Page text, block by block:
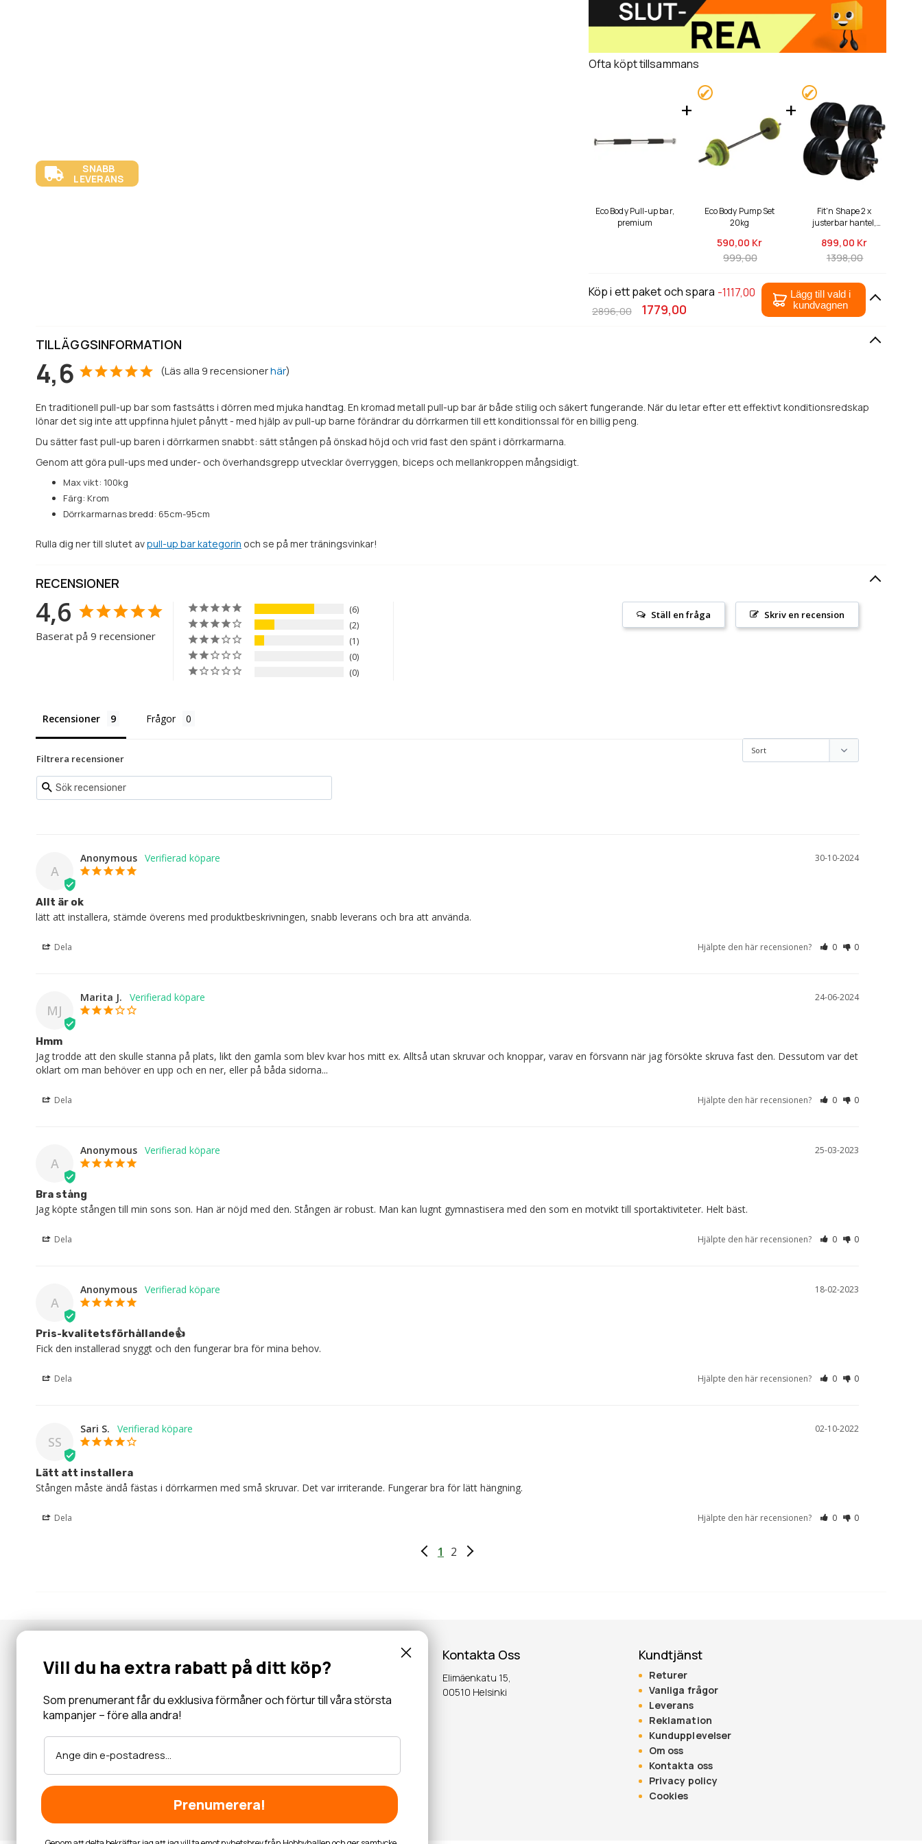
SNABB
LEVERANS
Ofta köpt tillsammans
Eco Body Pull-up bar,
premium
Eco Body Pump Set
20kg
590,00 Kr
999,00
Fit'n Shape 2 x
justerbar hantel,
899,00 Kr
1398,00
Lägg till vald i
kundvagnen
Köp i ett paket och spara -1117,00
1779,00
2896,00
TILLÄGGSINFORMATION
4,6 (Läs alla 9recensionerhär)
En traditionell pull-up bar som fastsätts i dörren med mjuka handtag. En kromad metall pull-up bar är både stilig och säkert fungerande. När du letar efter ett effektivt konditionsredskap
lönar det sig inte att uppfinna hjulet pånytt - med hjälp av pull-up barne förändrar du dörrkarmen till ett konditionssal för en billig peng.
Du sätter fast pull-up baren i dörrkarmen snabbt: sätt stången på önskad höjd och vrid fast den spänt i dörrkarmarna.
Genom att göra pull-ups med under- och överhandsgrepp utvecklar överryggen, biceps och mellankroppen mångsidigt.
Max vikt: 100kg
Färg: Krom
Dörrkarmarnas bredd: 65cm-95cm
Rulla dig ner till slutet avpull-up bar kategorin och se på mer träningsvinkar!
RECENSIONER
4,6
Baserat på 9 recensioner
6
2
1
0
0
Skriv en recension
Ställ en fråga
Recensioner Frågor
Filtrera recensioner
A
30-10-2024
Anonymous
Allt är ok
lätt att installera, stämde överens med produktbeskrivningen, snabb leverans och bra att använda.
Dela Hjälpte den här recensionen? 0 0
MJ
24-06-2024
Marita J.
Hmm
Jag trodde att den skulle stanna på plats, likt den gamla som blev kvar hos mitt ex. Alltså utan skruvar och knoppar, varav en försvann när jag försökte skruva fast den. Dessutom var det
oklart om man behöver en upp och en ner, eller på båda sidorna...
Dela Hjälpte den här recensionen? 0 0
A
25-03-2023
Anonymous
Bra stång
Jag köpte stången till min sons son. Han är nöjd med den. Stången är robust. Man kan lugnt gymnastisera med den som en motvikt till sportaktiviteter. Helt bäst.
Dela Hjälpte den här recensionen? 0 0
A
18-02-2023
Anonymous
Pris-kvalitetsförhållande👍
Fick den installerad snyggt och den fungerar bra för mina behov.
Dela Hjälpte den här recensionen? 0 0
SS
02-10-2022
Sari S.
Lätt att installera
Stången måste ändå fästas i dörrkarmen med små skruvar. Det var irriterande. Fungerar bra för lätt hängning.
Dela Hjälpte den här recensionen? 0 0
1 2
Nyhetsbrev
inbjudningar och mycket mer.
OK
Kontakta Oss
Elimäenkatu 15,
00510 Helsinki
Kundtjänst
Returer
Vanliga frågor
Leverans
Reklamation
Kundupplevelser
Om oss
Kontakta oss
Privacy policy
Cookies
Vill du ha extra rabatt på ditt köp?
Som prenumerant får du exklusiva förmåner och förtur till våra största
kampanjer – före alla andra!
Prenumerera!